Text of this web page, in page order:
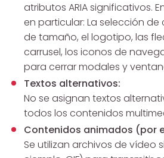
atributos ARIA significativos.
en particular: La selección de
de tamaño, el logotipo, las
carrusel, los iconos de
para cerrar modales y
Textos alternativos:
No se asignan textos
todos los contenidos
Contenidos animados (por
Se utilizan archivos de vídeo